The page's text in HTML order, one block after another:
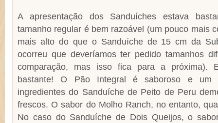
A apresentação dos Sanduíches estava
tamanho regular é bem razoável (um pouco mais
mais alto do que o Sanduíche de 15 cm da
ocorreu que deveríamos ter pedido tamanhos
comparação, mas isso fica para a próxima).
bastante! O Pão Integral é saboroso e
ingredientes do Sanduíche de Peito de Peru
frescos. O sabor do Molho Ranch, no entanto,
No caso do Sanduíche de Dois Queijos, o